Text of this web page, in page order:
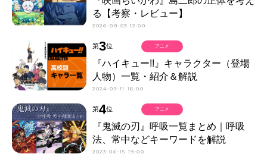
る【考察・レビュー】
2026-08-03 12:00
第3位
『ハイキュー!!』キャラクター（登場
人物）一覧・紹介＆解説
2024-03-11 16:00
アニメ
第4位
『鬼滅の刃』呼吸一覧まとめ｜呼吸
法、常中などキーワードを解説
2023-06-15 19:00
アニメ